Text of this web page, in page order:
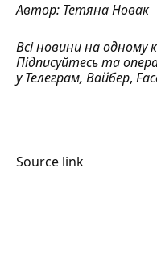
Автор: Тетяна Новак
Всі новини на одному
Підписуйтесь та
уТелеграм, Вайбер,
Source link